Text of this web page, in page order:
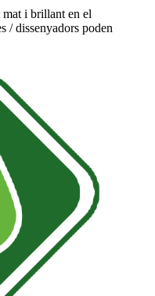
mat i brillant en el
/ dissenyadors poden